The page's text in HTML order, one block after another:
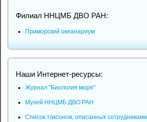
Филиал ННЦМБ ДВО РАН:
Приморский океанариум
Наши Интернет-ресурсы:
Журнал "Биология моря"
Музей ННЦМБ ДВО РАН
Список таксонов, описанных сотрудниками